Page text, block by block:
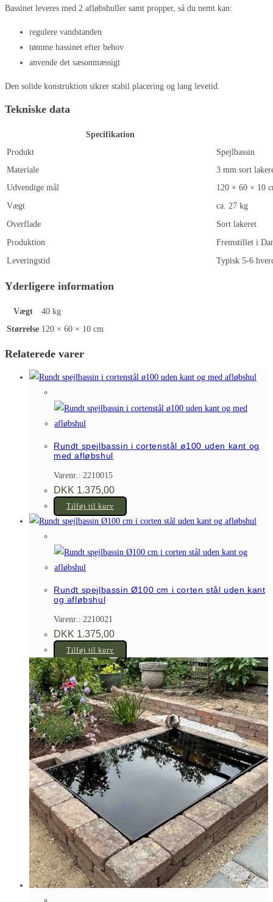
Bassinet leveres med 2 afløbshuller samt propper, så du nemt kan:
regulere vandstanden
tømme bassinet efter behov
anvende det sæsonmæssigt
Den solide konstruktion sikrer stabil placering og lang levetid.
Tekniske data
Specifikation
Produkt
Spejlbassin
Materiale
3 mm sort
Udvendige mål
120 × 60 × 10
Vægt
ca. 27 kg
Overflade
Sort lakeret
Produktion
Fremstillet i
Leveringstid
Typisk 5-6
Yderligere information
Vægt
40 kg
Størrelse 120 × 60 × 10 cm
Relaterede varer
Rundt spejlbassin i cortenstål ø100 uden kant og
med afløbshul
Varenr.: 2210015
DKK 1.375,00
Tilføj til kurv
Rundt spejlbassin Ø100 cm i corten stål uden kant
og afløbshul
Varenr.: 2210021
DKK 1.375,00
Tilføj til kurv